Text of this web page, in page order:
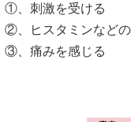
①、刺激を受ける
②、ヒスタミンなど
③、痛みを感じる